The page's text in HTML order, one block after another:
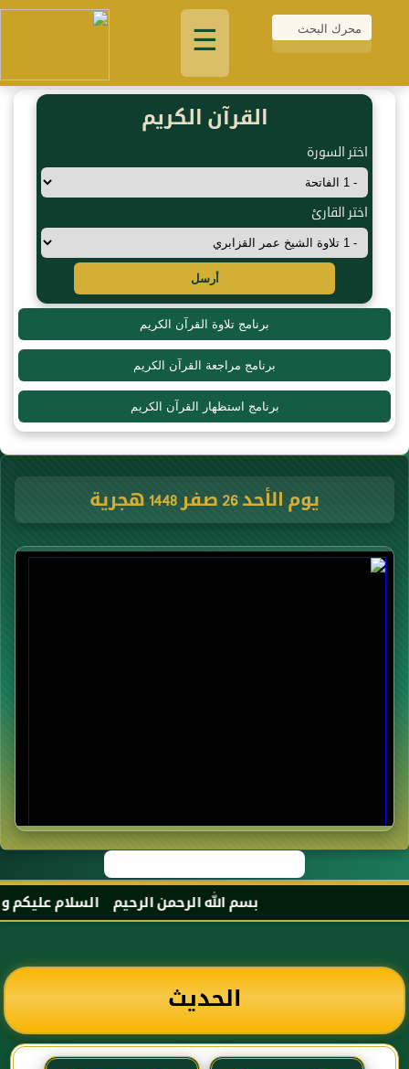
☰
القرآن الكريم
اختر السورة
اختر القارئ
أرسل
برنامج تلاوة القرآن الكريم
برنامج مراجعة القرآن الكريم
برنامج استظهار القرآن الكريم
يوم الأحد 26 صفر 1448 هجرية
بسم الله الرحمن الرحيم السلام عليكم و
الحديث